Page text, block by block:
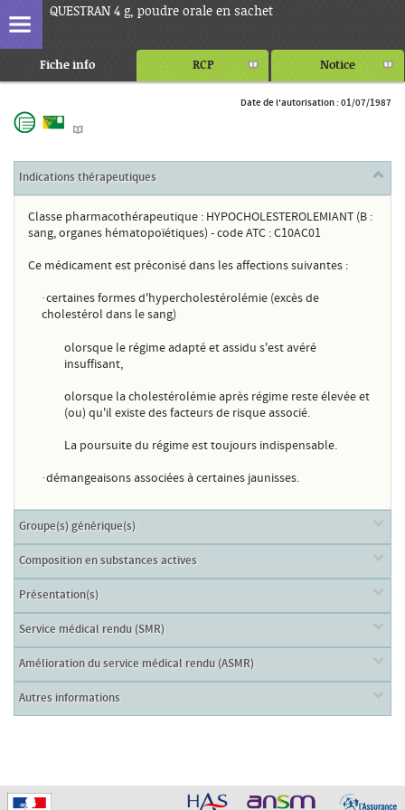
QUESTRAN 4 g, poudre orale en sachet
Fiche info RCP Notice
Date de l'autorisation : 01/07/1987
Indications thérapeutiques
Classe pharmacothérapeutique : HYPOCHOLESTEROLEMIANT (B :
sang, organes hématopoïétiques) - code ATC : C10AC01
Ce médicament est préconisé dans les affections suivantes :
·certaines formes d'hypercholestérolémie (excès de
cholestérol dans le sang)
olorsque le régime adapté et assidu s'est avéré
insuffisant,
olorsque la cholestérolémie après régime reste élevée et
(ou) qu'il existe des facteurs de risque associé.
La poursuite du régime est toujours indispensable.
·démangeaisons associées à certaines jaunisses.
Groupe(s) générique(s)
Composition en substances actives
Présentation(s)
Service médical rendu (SMR)
Amélioration du service médical rendu (ASMR)
Autres informations